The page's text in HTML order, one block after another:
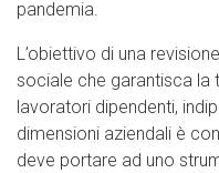
pandemia.
L’obiettivo di una
sociale che garantisca la
lavoratori dipendenti,
dimensioni aziendali è
deve portare ad uno